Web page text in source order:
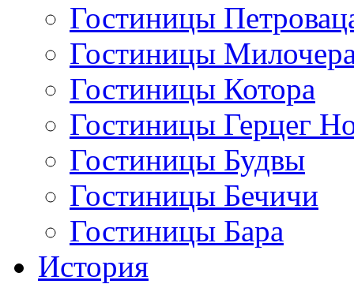
Гостиницы
Гостиницы
Гостиницы Котора
Гостиницы Герцег
Гостиницы Будвы
Гостиницы Бечичи
Гостиницы Бара
История